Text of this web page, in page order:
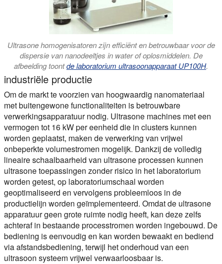
Ultrasone homogenisatoren zijn efficiënt en betrouwbaar voor de
dispersie van nanodeeltjes in water of oplosmiddelen. De
afbeelding toontde laboratorium ultrasoonapparaat UP100H.
industriële productie
Om de markt te voorzien van hoogwaardig nanomateriaal
met buitengewone functionaliteiten is betrouwbare
verwerkingsapparatuur nodig. Ultrasone machines met een
vermogen tot 16 kW per eenheid die in clusters kunnen
worden geplaatst, maken de verwerking van vrijwel
onbeperkte volumestromen mogelijk. Dankzij de volledig
lineaire schaalbaarheid van ultrasone processen kunnen
ultrasone toepassingen zonder risico in het laboratorium
worden getest, op laboratoriumschaal worden
geoptimaliseerd en vervolgens probleemloos in de
productielijn worden geïmplementeerd. Omdat de ultrasone
apparatuur geen grote ruimte nodig heeft, kan deze zelfs
achteraf in bestaande processtromen worden ingebouwd. De
bediening is eenvoudig en kan worden bewaakt en bediend
via afstandsbediening, terwijl het onderhoud van een
ultrasoon systeem vrijwel verwaarloosbaar is.